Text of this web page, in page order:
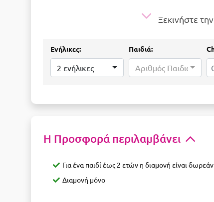
Ξεκινήστε
Ενήλικες:
2 ενήλικες
Παιδιά:
Αριθμός Παιδιών...
Η Προσφορά περιλαμβάνει
Για ένα παιδί έως 2 ετών η διαμονή είναι δωρεάν
Διαμονή μόνο